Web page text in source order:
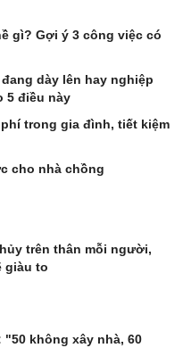
gì? Gợi ý 3 công việc có
dày lên hay nghiệp
5 điều này
trong gia đình, tiết kiệm
cho nhà chồng
trên thân mỗi người,
giàu to
"50 không xây nhà, 60